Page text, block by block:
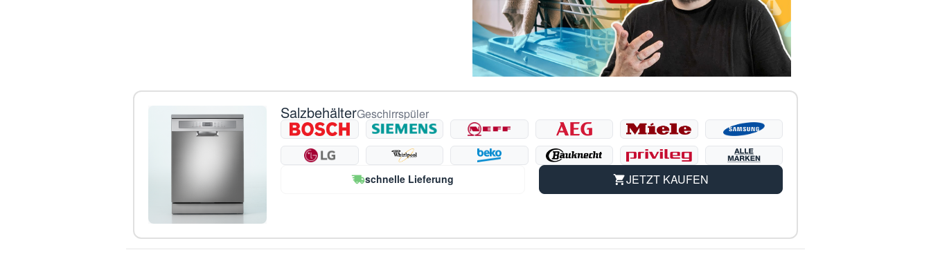
SalzbehälterGeschirrspüler
schnelle Lieferung JETZT KAUFEN